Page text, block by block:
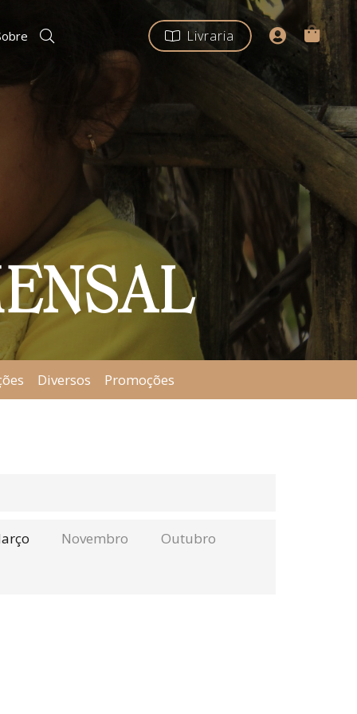
Livraria
Diversos Promoções
Novembro Outubro